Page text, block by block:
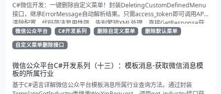
C#微信开发：一键删除自定义菜单！封装DeletingCustomDefinedMenu
接口，继承ErrorMessage自动解析结果。只需access_token即可调用API
清除配置。代码简洁复用性强，告别繁琐XML处理，直接GetResponse获
取状态。适合动态管理公众号的开发者，建议收藏备用！
微信公众平台 C#开发系列 删除自定义菜单
删除默认菜单
自定义菜单删除接口
微信公众平台C#开发系列（十三）：模板消息-获取微信消息模
板的所属行业
基于C#语言详解微信公众平台模板消息所属行业查询方法。通过封装